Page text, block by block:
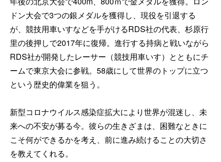
ドン大会で3つの銀メダルを獲得し、現役を引退する
が、競技用車いすなどを手がけるRDS社の代表、杉原行
里の後押しで2017年に復帰。進行する持病と戦いながら
RDS社が開発したレーサー（競技用車いす）とともにチ
ームで東京大会に参戦。58歳にして世界のトップに立つ
という歴史的偉業を狙う。
新型コロナウイルス感染症拡大により世界が混迷し、未
来への不安が募る今。彼らの生きざまは、困難なときに
こそ何ができるかを考え、前に進み続けることの大切さ
を教えてくれる。